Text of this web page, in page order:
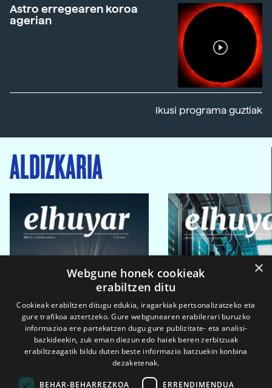
Astro erregearen koroa
agerian
Ikusi programa guztiak
ALDIZKARIA
×
Webgune honek cookieak
erabiltzen ditu
Cookieak erabiltzen ditugu edukia, iragarkiak pertsonalizatzeko eta
gure trafikoa aztertzeko. Gure webgunearen erabilerari buruzko
informazioa ere partekatzen dugu gure publizitate- eta analisi-
bazkideekin, zuk eman diezun edo haiek beren zerbitzuak
erabiltzeagatik bildu duten beste informazio batzuekin konbina
dezaketenak.
BEHAR-BEHARREZKOA ERRENDIMENDUA